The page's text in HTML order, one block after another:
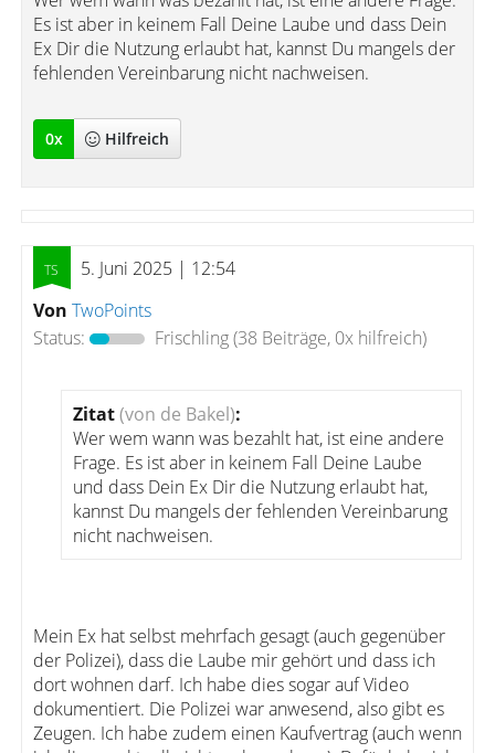
Es ist aber in keinem Fall Deine Laube und dass Dein
Ex Dir die Nutzung erlaubt hat, kannst Du mangels der
fehlenden Vereinbarung nicht nachweisen.
0x Hilfreich
5. Juni 2025 | 12:54
Von TwoPoints
Status:
Frischling(38 Beiträge, 0x hilfreich)
Zitat(von de Bakel):
Wer wem wann was bezahlt hat, ist eine andere
Frage. Es ist aber in keinem Fall Deine Laube
und dass Dein Ex Dir die Nutzung erlaubt hat,
kannst Du mangels der fehlenden Vereinbarung
nicht nachweisen.
Mein Ex hat selbst mehrfach gesagt (auch gegenüber
der Polizei), dass die Laube mir gehört und dass ich
dort wohnen darf. Ich habe dies sogar auf Video
dokumentiert. Die Polizei war anwesend, also gibt es
Zeugen. Ich habe zudem einen Kaufvertrag (auch wenn